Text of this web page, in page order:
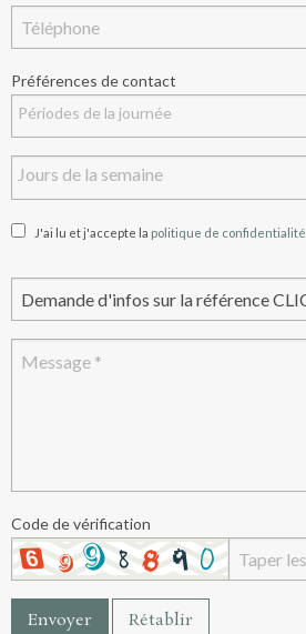
Préférences de contact
J'ai lu et j'accepte la politique de confidentialité
Code de vérification
Envoyer Rétablir